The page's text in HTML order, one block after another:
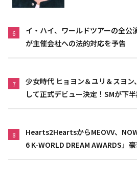
6
イ・ハイ、ワールドツアーの全
が主催会社への法的対応を予告
7
少女時代 ヒョヨン＆ユリ＆スヨン
して正式デビュー決定！SMが下
8
Hearts2HeartsからMEOVV、
6 K-WORLD DREAM AWARDS」